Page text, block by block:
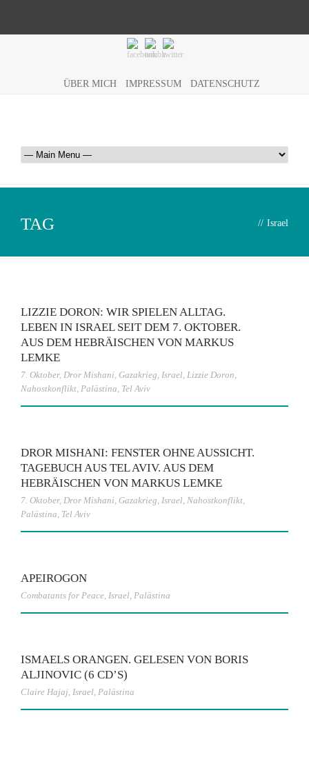
ÜBER MICH IMPRESSUM DATENSCHUTZ
TAG // Israel
LIZZIE DORON: WIR SPIELEN ALLTAG.
LEBEN IN ISRAEL SEIT DEM 7. OKTOBER.
AUS DEM HEBRÄISCHEN VON MARKUS
LEMKE
7. Oktober, Dror Mishani, Gazakrieg, Israel, Lizzie Doron,
Nahostkonflikt, Palästina, Tel Aviv
DROR MISHANI: FENSTER OHNE AUSSICHT.
TAGEBUCH AUS TEL AVIV. AUS DEM
HEBRÄISCHEN VON MARKUS LEMKE
7. Oktober, Dror Mishani, Gazakrieg, Israel, Nahostkonflikt,
Palästina, Tel Aviv
APEIROGON
Combatants for Peace, Israel, Palästina
ISMAELS ORANGEN. GELESEN VON BORIS
ALJINOVIC (6 CD’S)
Claire Hajaj, Israel, Palästina